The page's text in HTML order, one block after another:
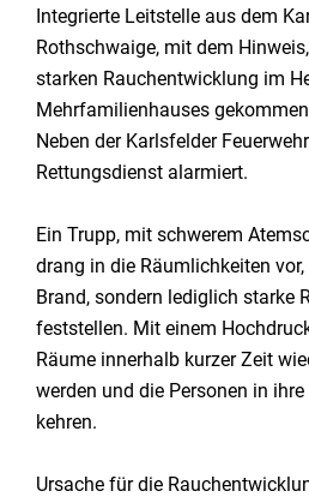
Integrierte Leitstelle aus dem
Rothschwaige, mit dem
starken Rauchentwicklung im
Mehrfamilienhauses
Neben der Karlsfelder
Rettungsdienst alarmiert.
Ein Trupp, mit schwerem
drang in die Räumlichkeiten
Brand, sondern lediglich starke
feststellen. Mit einem
Räume innerhalb kurzer Zeit
werden und die Personen in
kehren.
Ursache für die